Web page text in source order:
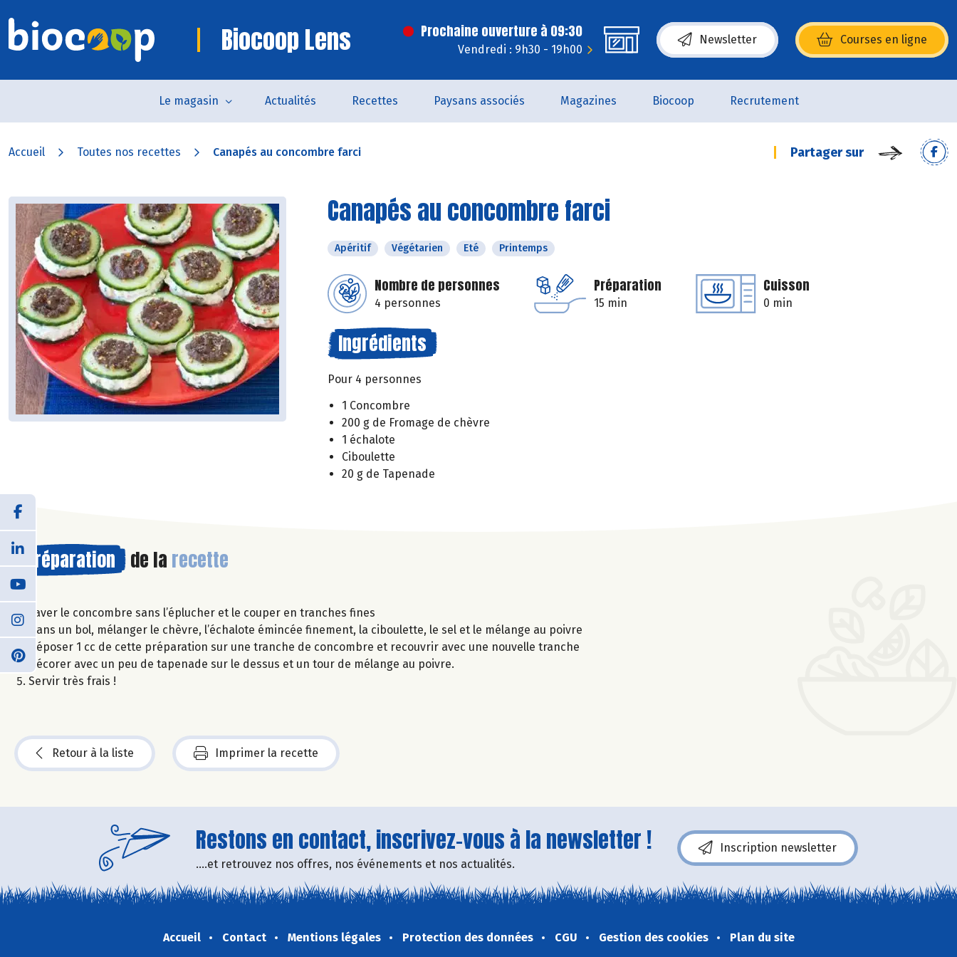
Biocoop Lens Prochaine ouverture à 09:30
Vendredi : 9h30 - 19h00
Newsletter Courses en ligne
(s’ouvre dans une nouvelle fenêtre)
Le magasin Actualités Recettes Paysans associés Magazines Biocoop Recrutement
Accueil Toutes nos recettes Canapés au concombre farci Partager sur
Canapés au concombre farci
Apéritif Végétarien Eté Printemps
Nombre de personnes
4 personnes
Préparation
15 min
Cuisson
0 min
Ingrédients
Pour 4 personnes
1 Concombre
200 g de Fromage de chèvre
1 échalote
Ciboulette
20 g de Tapenade
Préparation de la recette
Laver le concombre sans l’éplucher et le couper en tranches fines
Dans un bol, mélanger le chèvre, l’échalote émincée finement, la ciboulette, le sel et le mélange au poivre
Déposer 1 cc de cette préparation sur une tranche de concombre et recouvrir avec une nouvelle tranche
Décorer avec un peu de tapenade sur le dessus et un tour de mélange au poivre.
Servir très frais !
Retour à la liste Imprimer la recette
Restons en contact, inscrivez-vous à la newsletter !
....et retrouvez nos offres, nos événements et nos actualités.
Inscription newsletter
Accueil Contact Mentions légales Protection des données CGU Gestion des cookies Plan du site